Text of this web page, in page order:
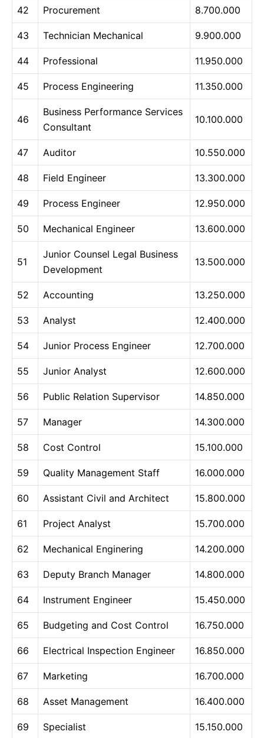
42 Procurement 8.700.000
43 Technician Mechanical 9.900.000
44 Professional 11.950.000
45 Process Engineering 11.350.000
46
Business Performance Services
Consultant
10.100.000
47 Auditor 10.550.000
48 Field Engineer 13.300.000
49 Process Engineer 12.950.000
50 Mechanical Engineer 13.600.000
51
Junior Counsel Legal Business
Development
13.500.000
52 Accounting 13.250.000
53 Analyst 12.400.000
54 Junior Process Engineer 12.700.000
55 Junior Analyst 12.600.000
56 Public Relation Supervisor 14.850.000
57 Manager 14.300.000
58 Cost Control 15.100.000
59 Quality Management Staff 16.000.000
60 Assistant Civil and Architect 15.800.000
61 Project Analyst 15.700.000
62 Mechanical Enginering 14.200.000
63 Deputy Branch Manager 14.800.000
64 Instrument Engineer 15.450.000
65 Budgeting and Cost Control 16.750.000
66 Electrical Inspection Engineer 16.850.000
67 Marketing 16.700.000
68 Asset Management 16.400.000
69 Specialist 15.150.000